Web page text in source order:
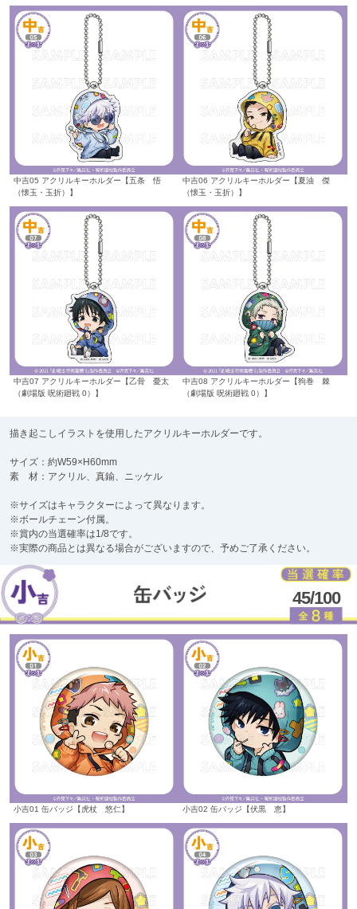
中吉05 アクリルキーホルダー【五条 悟
（懐玉・玉折）】
中吉06 アクリルキーホルダー【夏油 傑
（懐玉・玉折）】
中吉07 アクリルキーホルダー【乙骨 憂太
（劇場版 呪術廻戦 0）】
中吉08 アクリルキーホルダー【狗巻 棘
（劇場版 呪術廻戦 0）】
描き起こしイラストを使用したアクリルキーホルダーです。
サイズ：約W59×H60mm
素 材：アクリル、真鍮、ニッケル
※サイズはキャラクターによって異なります。
※ボールチェーン付属。
※賞内の当選確率は1/8です。
※実際の商品とは異なる場合がございますので、予めご了承ください。
45/100
小吉01 缶バッジ【虎杖 悠仁】 小吉02 缶バッジ【伏黒 恵】